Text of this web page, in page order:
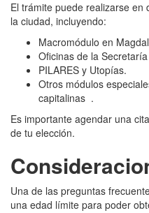
El trámite puede realizarse
la ciudad, incluyendo:
Macromódulo en
Oficinas de la
PILARES y Utopías.
Otros módulos
capitalinas .
Es importante agendar una
de tu elección.
Una de las preguntas
una edad límite para poder